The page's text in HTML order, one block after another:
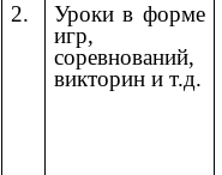
2.
Уроки в форме
игр,
соревнований,
викторин и т.д.